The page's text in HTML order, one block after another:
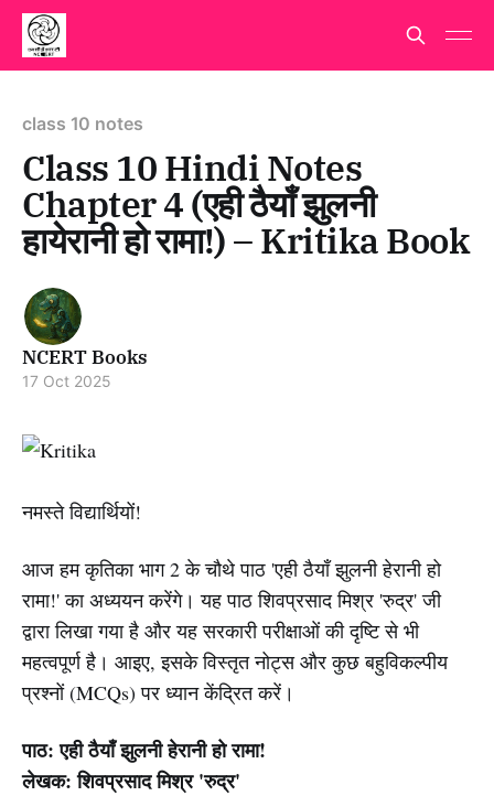
class 10 notes
Class 10 Hindi Notes
Chapter 4 (एही ठैयाँ झुलनी
हायेरानी हो रामा!) – Kritika Book
NCERT Books
17 Oct 2025
नमस्ते विद्यार्थियों!
आज हम कृतिका भाग 2 के चौथे पाठ 'एही ठैयाँ झुलनी हेरानी हो
रामा!' का अध्ययन करेंगे। यह पाठ शिवप्रसाद मिश्र 'रुद्र' जी
द्वारा लिखा गया है और यह सरकारी परीक्षाओं की दृष्टि से भी
महत्वपूर्ण है। आइए, इसके विस्तृत नोट्स और कुछ बहुविकल्पीय
प्रश्नों (MCQs) पर ध्यान केंद्रित करें।
पाठ: एही ठैयाँ झुलनी हेरानी हो रामा!
लेखक: शिवप्रसाद मिश्र 'रुद्र'